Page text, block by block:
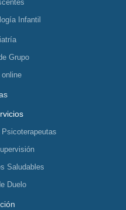
Infantil
Grupo
online
Saludables
Duelo